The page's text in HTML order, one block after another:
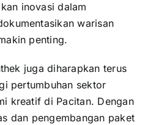
inovasi dalam
warisan
penting.
juga diharapkan terus
pertumbuhan sektor
kreatif di Pacitan. Dengan
dan pengembangan paket